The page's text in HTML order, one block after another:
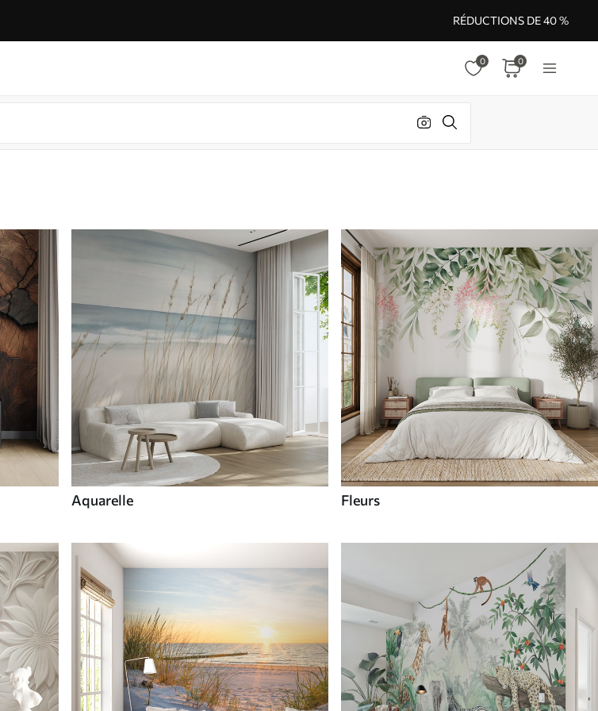
RÉDUCTIONS DE 40 %
0 0
Aquarelle Fleurs